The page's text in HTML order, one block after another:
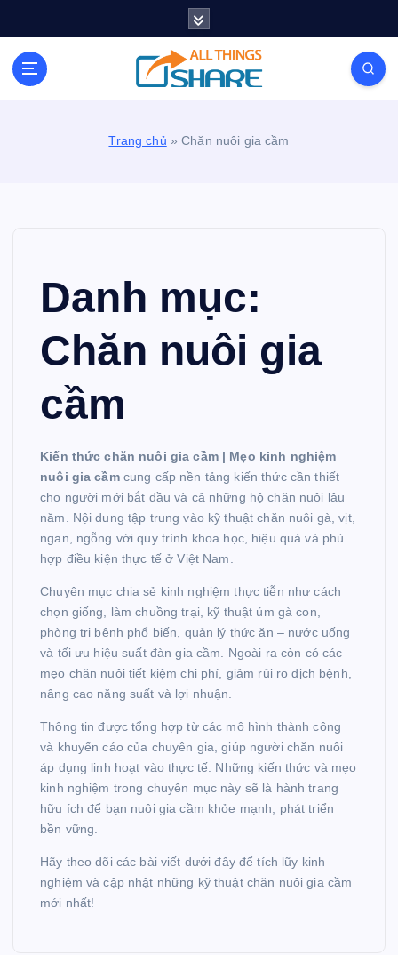
Personal Blog | Knowledge | Technology | Tips |
Pets | Life
Trang chủ »Chăn nuôi gia cầm
Danh mục:
Chăn nuôi gia
cầm
Kiến thức chăn nuôi gia cầm | Mẹo kinh nghiệm
nuôi gia cầmcung cấp nền tảng kiến thức cần thiết
cho người mới bắt đầu và cả những hộ chăn nuôi lâu
năm. Nội dung tập trung vào kỹ thuật chăn nuôi gà, vịt,
ngan, ngỗng với quy trình khoa học, hiệu quả và phù
hợp điều kiện thực tế ở Việt Nam.
Chuyên mục chia sẻ kinh nghiệm thực tiễn như cách
chọn giống, làm chuồng trại, kỹ thuật úm gà con,
phòng trị bệnh phổ biến, quản lý thức ăn – nước uống
và tối ưu hiệu suất đàn gia cầm. Ngoài ra còn có các
mẹo chăn nuôi tiết kiệm chi phí, giảm rủi ro dịch bệnh,
nâng cao năng suất và lợi nhuận.
Thông tin được tổng hợp từ các mô hình thành công
và khuyến cáo của chuyên gia, giúp người chăn nuôi
áp dụng linh hoạt vào thực tế. Những kiến thức và mẹo
kinh nghiệm trong chuyên mục này sẽ là hành trang
hữu ích để bạn nuôi gia cầm khỏe mạnh, phát triển
bền vững.
Hãy theo dõi các bài viết dưới đây để tích lũy kinh
nghiệm và cập nhật những kỹ thuật chăn nuôi gia cầm
mới nhất!